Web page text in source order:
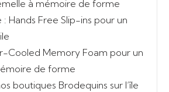
à mémoire de forme
: Hands Free Slip-ins pour un
Cooled Memory Foam pour un
de forme
boutiques Brodequins sur l’île